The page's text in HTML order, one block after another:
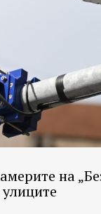
на